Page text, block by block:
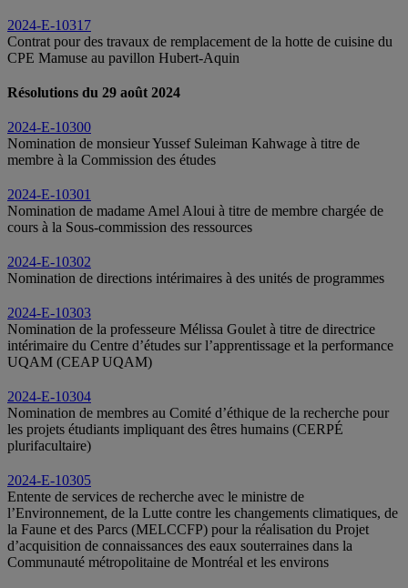
2024-E-10317
Contrat pour des travaux de remplacement de la hotte de cuisine du
CPE Mamuse au pavillon Hubert-Aquin
Résolutions du 29 août 2024
2024-E-10300
Nomination de monsieur Yussef Suleiman Kahwage à titre de
membre à la Commission des études
2024-E-10301
Nomination de madame Amel Aloui à titre de membre chargée de
cours à la Sous-commission des ressources
2024-E-10302
Nomination de directions intérimaires à des unités de programmes
2024-E-10303
Nomination de la professeure Mélissa Goulet à titre de directrice
intérimaire du Centre d’études sur l’apprentissage et la performance
UQAM (CEAP UQAM)
2024-E-10304
Nomination de membres au Comité d’éthique de la recherche pour
les projets étudiants impliquant des êtres humains (CERPÉ
plurifacultaire)
2024-E-10305
Entente de services de recherche avec le ministre de
l’Environnement, de la Lutte contre les changements climatiques, de
la Faune et des Parcs (MELCCFP) pour la réalisation du Projet
d’acquisition de connaissances des eaux souterraines dans la
Communauté métropolitaine de Montréal et les environs